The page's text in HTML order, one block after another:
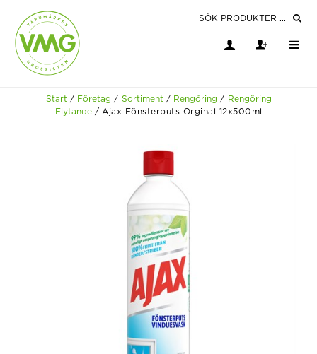
Start / Företag / Sortiment / Rengöring / Rengöring
Flytande / Ajax Fönsterputs Orginal 12x500ml